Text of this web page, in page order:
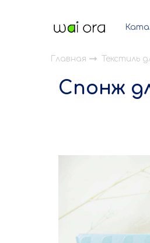
Главная Текстиль
Спонж